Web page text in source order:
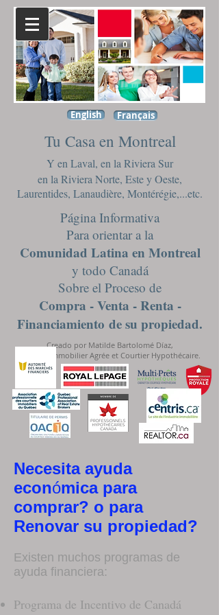
English Français
Tu Casa en Montreal
Y en Laval, en la Riviera Sur
en la Riviera Norte, Este y Oeste,
Laurentides, Lanaudière, Montérégie,...etc.
Página Informativa
Para orientar a la
Comunidad Latina en Montreal
y todo Canadá
Sobre el Proceso de
Compra - Venta - Renta -
Financiamiento de su propiedad.
Creado por Matilde Bartolomé Díaz,
Courtier Immobilier Agrée et Courtier Hypothécaire.
Necesita ayuda
económica para
comprar? o para
Renovar su propiedad?
Existen muchos programas de
ayuda financiera:
Programa de Incentivo de Canadá